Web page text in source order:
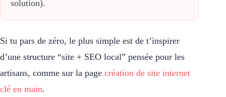
solution).
Si tu pars de zéro, le plus simple est de t’inspirer
d’une structure “site + SEO local” pensée pour les
artisans, comme sur la page création de site internet
clé en main.